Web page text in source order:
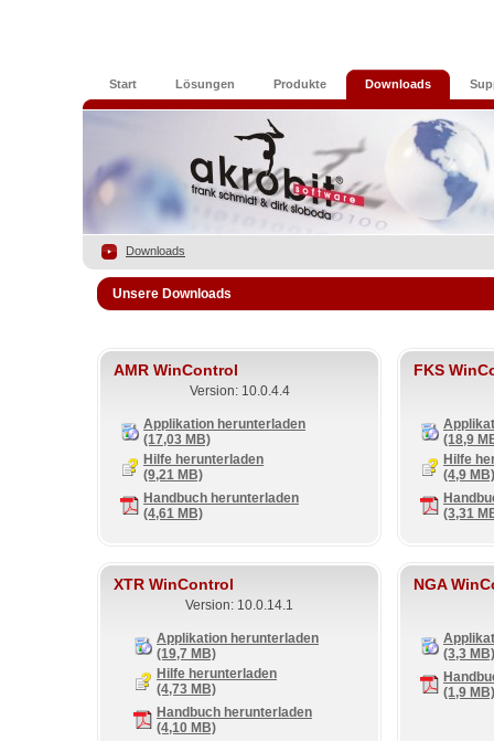
Start Lösungen Produkte Downloads
Downloads
Unsere Downloads
AMR WinControl
Version: 10.0.4.4
Applikation herunterladen
(17,03 MB)
Hilfe herunterladen
(9,21 MB)
Handbuch herunterladen
(4,61 MB)
XTR WinControl
Version: 10.0.14.1
Applikation herunterladen
(19,7 MB)
Hilfe herunterladen
(4,73 MB)
Handbuch herunterladen
(4,10 MB)
FKS
(18,9
Hilfe
(4,9 MB)
(3,31
NGA
(3,3 MB)
(1,9 MB)